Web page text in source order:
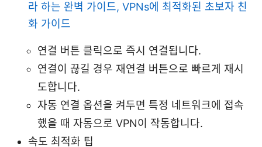
라 하는 완벽 가이드, VPNs에 최적화된 초보자 친
화 가이드
연결 버튼 클릭으로 즉시 연결됩니다.
연결이 끊길 경우 재연결 버튼으로 빠르게 재시
도합니다.
자동 연결 옵션을 켜두면 특정 네트워크에 접속
했을 때 자동으로 VPN이 작동합니다.
속도 최적화 팁